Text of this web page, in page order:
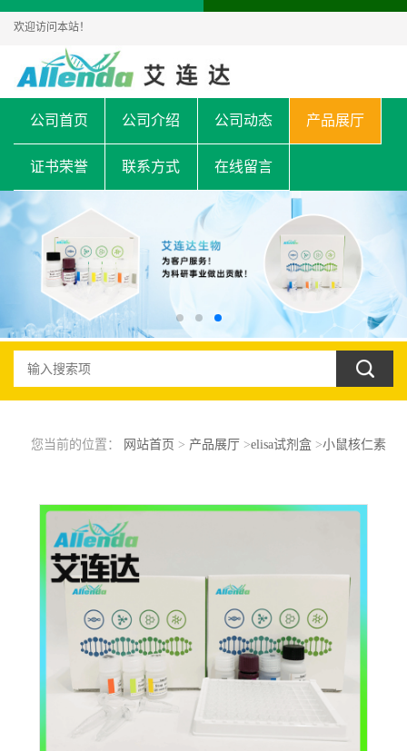
欢迎访问本站！
公司首页 公司介绍 公司动态 产品展厅
证书荣誉 联系方式 在线留言
您当前的位置： 网站首页 > 产品展厅 >elisa试剂盒>小鼠核仁素